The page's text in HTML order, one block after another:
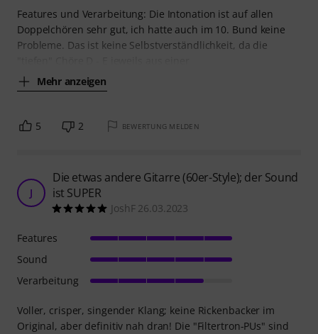
Features und Verarbeitung: Die Intonation ist auf allen
Doppelchören sehr gut, ich hatte auch im 10. Bund keine
Probleme. Das ist keine Selbstverständlichkeit, da die
Mehr anzeigen
5 2 BEWERTUNG MELDEN
J
Die etwas andere Gitarre (60er-Style); der Sound
ist SUPER
JoshF 26.03.2023
Voller, crisper, singender Klang; keine Rickenbacker im
Original, aber definitiv nah dran! Die "Filtertron-PUs" sind
Features
Sound
Verarbeitung